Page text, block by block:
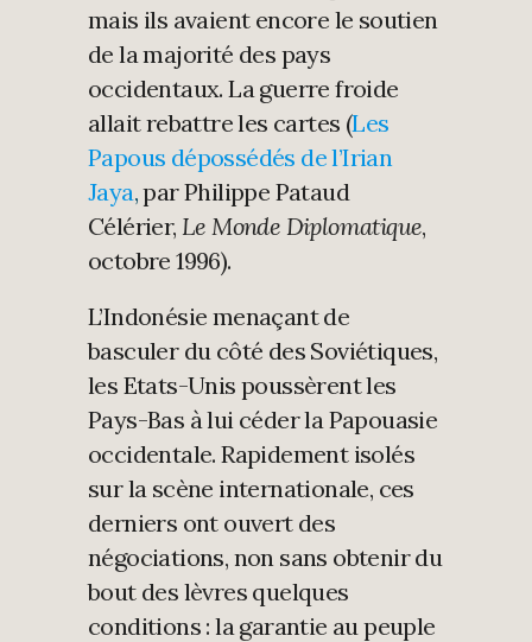
mais ils avaient encore le soutien
de la majorité des pays
occidentaux. La guerre froide
allait rebattre les cartes (Les
Papous dépossédés de l’Irian
Jaya,par Philippe Pataud
Célérier, Le Monde Diplomatique,
octobre 1996).
L’Indonésie menaçant de
basculer du côté des Soviétiques,
les Etats-Unis poussèrent les
Pays-Bas à lui céder la Papouasie
occidentale. Rapidement isolés
sur la scène internationale, ces
derniers ont ouvert des
négociations, non sans obtenir du
bout des lèvres quelques
conditions : la garantie au peuple